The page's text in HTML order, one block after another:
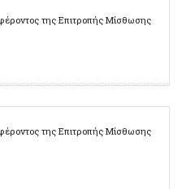
της Επιτροπής Μίσθωσης
της Επιτροπής Μίσθωσης